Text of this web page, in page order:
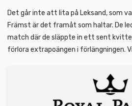
Det går inte att lita på Leksand, som
Främst är det framåt som haltar. De
match där de släppte in ett sent
förlora extrapoängen i förlängningen.